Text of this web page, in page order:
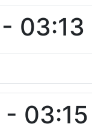
03:13
- 03:15